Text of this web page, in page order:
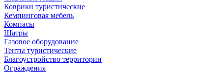
Коврики туристические
Кемпинговая мебель
Компасы
Шатры
Газовое оборудование
Тенты туристические
Благоустройство территории
Ограждения